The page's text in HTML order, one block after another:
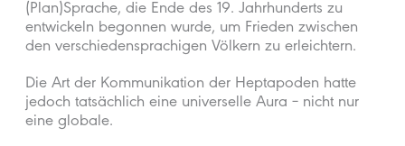
(Plan)Sprache, die Ende des 19. Jahrhunderts zu
entwickeln begonnen wurde, um Frieden zwischen
den verschiedensprachigen Völkern zu erleichtern.
Die Art der Kommunikation der Heptapoden hatte
jedoch tatsächlich eine universelle Aura – nicht nur
eine globale.